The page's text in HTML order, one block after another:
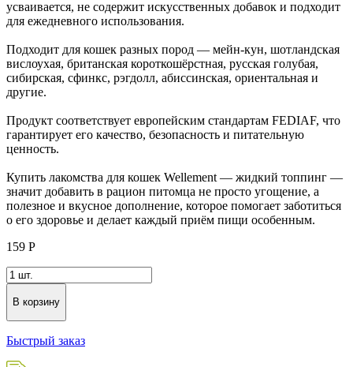
усваивается, не содержит искусственных добавок и подходит
для ежедневного использования.
Подходит для кошек разных пород — мейн-кун, шотландская
вислоухая, британская короткошёрстная, русская голубая,
сибирская, сфинкс, рэгдолл, абиссинская, ориентальная и
другие.
Продукт соответствует европейским стандартам FEDIAF, что
гарантирует его качество, безопасность и питательную
ценность.
Купить лакомства для кошек Wellement — жидкий топпинг —
значит добавить в рацион питомца не просто угощение, а
полезное и вкусное дополнение, которое помогает заботиться
о его здоровье и делает каждый приём пищи особенным.
159 Р
В корзину
Быстрый заказ